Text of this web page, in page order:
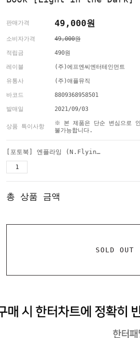
판매가격 49,000원
소비자가격 49,000원
적립금 490원
레이블 (주)에프엔씨엔터테인먼트
유통사 (주)애플뮤직
바코드 8809368958501
발매일 2021/09/03
상품 특이사항
※ 본 제품은 단순 변심으로
불가능합니다.
[포토북] 엔플라잉 (N.Flying ) - 1st Photo Book [Light in the Dark]
총 상품 금액
SOLD OUT